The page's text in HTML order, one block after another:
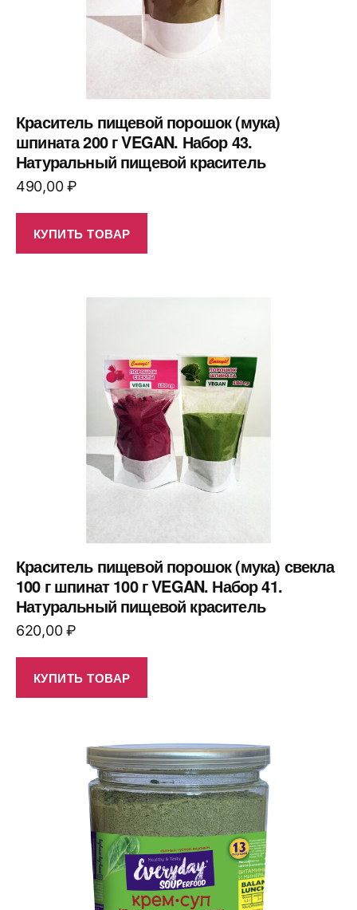
Краситель пищевой порошок (мука)
шпината 200 г VEGAN. Набор 43.
Натуральный пищевой краситель
490,00₽
КУПИТЬ ТОВАР
Краситель пищевой порошок (мука) свекла
100 г шпинат 100 г VEGAN. Набор 41.
Натуральный пищевой краситель
620,00₽
КУПИТЬ ТОВАР